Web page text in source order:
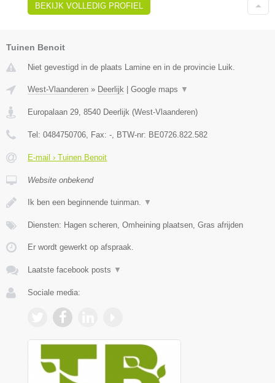
BEKIJK VOLLEDIG PROFIEL
Tuinen Benoit
Niet gevestigd in de plaats Lamine en in de provincie Luik.
West-Vlaanderen » Deerlijk Google maps ▼
Europalaan 29 8540 Deerlijk (West-Vlaanderen)
Tel: 0484750706 , Fax: - , BTW-nr: BE0726.822.582
E-mail › Tuinen Benoit
Website onbekend
Ik ben een beginnende tuinman. ▼
Diensten: Hagen scheren, Omheining plaatsen, Gras afrijden
Er wordt gewerkt op afspraak.
Laatste facebook posts ▼
Sociale media: